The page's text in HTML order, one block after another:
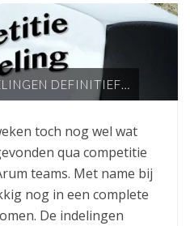
DEFINITIEF…
toch nog wel wat
qua competitie
teams. Met name bij
nog in een complete
De indelingen